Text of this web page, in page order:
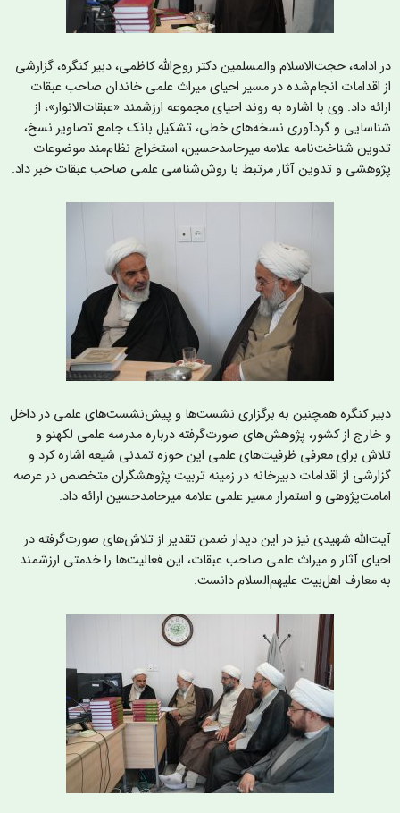
ادامه، حجت‌الاسلام والمسلمین دکتر روح‌الله کاظمی، دبیر کنگره، گزارشی
اقدامات انجام‌شده در مسیر احیای میراث علمی خاندان صاحب عبقات
داد. وی با اشاره به روند احیای مجموعه ارزشمند «عبقات‌الانوار»، از
و گردآوری نسخه‌های خطی، تشکیل بانک جامع تصاویر نسخ،
شناخت‌نامه علامه میرحامدحسین، استخراج نظام‌مند موضوعات
و تدوین آثار مرتبط با روش‌شناسی علمی صاحب عبقات خبر داد.
کنگره همچنین به برگزاری نشست‌ها و پیش‌نشست‌های علمی در داخل
خارج از کشور، پژوهش‌های صورت‌گرفته درباره مدرسه علمی لکهنو و
برای معرفی ظرفیت‌های علمی این حوزه تمدنی شیعه اشاره کرد و
از اقدامات دبیرخانه در زمینه تربیت پژوهشگران متخصص در عرصه
و استمرار مسیر علمی علامه میرحامدحسین ارائه داد.
شهیدی نیز در این دیدار ضمن تقدیر از تلاش‌های صورت‌گرفته در
آثار و میراث علمی صاحب عبقات، این فعالیت‌ها را خدمتی ارزشمند
معارف اهل‌بیت علیهم‌السلام دانست.